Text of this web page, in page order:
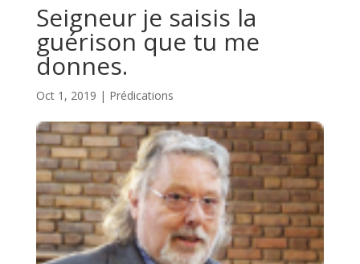
Seigneur je saisis la
guérison que tu me
donnes.
Oct 1, 2019 | Prédications